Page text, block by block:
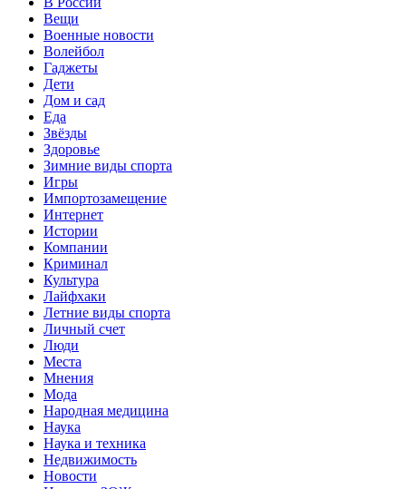
Вещи
Военные новости
Волейбол
Гаджеты
Дети
Дом и сад
Еда
Звёзды
Здоровье
Зимние виды спорта
Игры
Импортозамещение
Интернет
Истории
Компании
Криминал
Культура
Лайфхаки
Летние виды спорта
Личный счет
Люди
Места
Мнения
Мода
Народная медицина
Наука
Наука и техника
Недвижимость
Новости